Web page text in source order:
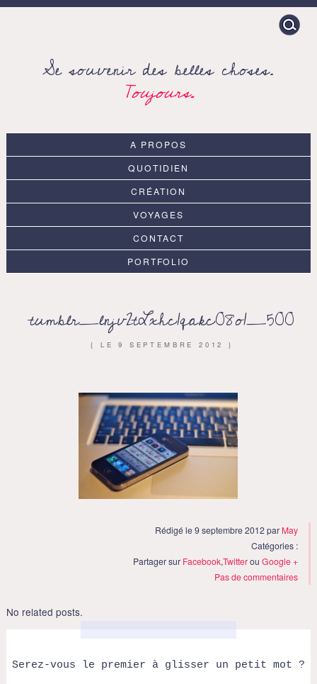
Search
for:
Se souvenir des belles choses.
Toujours.
A PROPOS
QUOTIDIEN
CRÉATION
VOYAGES
CONTACT
PORTFOLIO
tumblr_lnjv2tLxhc1qakc08o1_500
{ LE9 SEPTEMBRE 2012 }
Rédigé le 9 septembre 2012 par May
Catégories :
Partager sur Facebook,TwitterouGoogle +
Pas de commentaires
No related posts.
Serez-vous le premier à glisser un petit mot ?